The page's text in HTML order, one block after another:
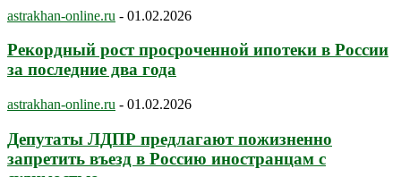
astrakhan-online.ru - 01.02.2026
Рекордный рост просроченной ипотеки в России
за последние два года
astrakhan-online.ru - 01.02.2026
Депутаты ЛДПР предлагают пожизненно
запретить въезд в Россию иностранцам с